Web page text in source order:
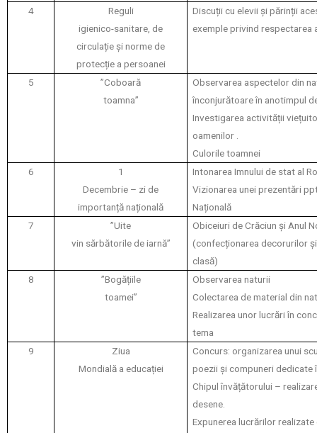
4
Reguli
igienico-sanitare, de
circulație și norme de
protecție a persoanei
Discuții cu elevii și părinții
exemple privind respectarea
5
”Coboară
toamna”
Observarea aspectelor din
înconjurătoare în anotimpul
Investigarea activității
oamenilor .
Culorile toamnei
6
1
Decembrie – zi de
importanță națională
Intonarea Imnului de stat al
Vizionarea unei prezentări
Națională
7
”Uite
vin sărbătorile de iarnă”
Obiceiuri de Crăciun și Anul
(confecționarea decorurilor
clasă)
8
”Bogățiile
toamei”
Observarea naturii
Colectarea de material din
Realizarea unor lucrări în
tema
9
Ziua
Mondială a educației
Concurs: organizarea unui
poezii și compuneri dedicate
Chipul învățătorului –
desene.
Expunerea lucrărilor realizate